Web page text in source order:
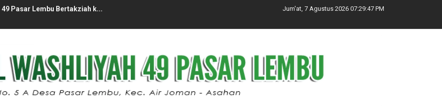
MADRASAH MADRASAH (MATAMUDA) ...
2026/2027 MAS AL-WASHLI...
PELAJARAN 2025/2026 MAS AL...
Jum'at, 7 Agustus 2026 07:29:48 PM